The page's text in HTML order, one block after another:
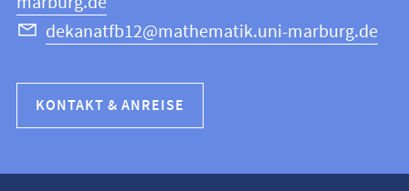
dekanatfb12@mathematik.uni-marburg.de
KONTAKT & ANREISE